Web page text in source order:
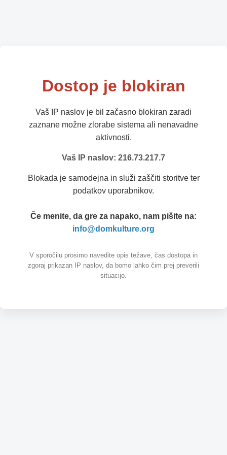
Dostop je blokiran
Vaš IP naslov je bil začasno blokiran zaradi
zaznane možne zlorabe sistema ali nenavadne
aktivnosti.
Vaš IP naslov: 216.73.217.7
Blokada je samodejna in služi zaščiti storitve ter
podatkov uporabnikov.
Če menite, da gre za napako, nam pišite na:
info@domkulture.org
V sporočilu prosimo navedite opis težave, čas dostopa in
zgoraj prikazan IP naslov, da bomo lahko čim prej preverili
situacijo.